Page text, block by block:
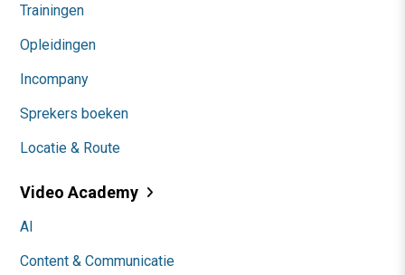
Trainingen
Opleidingen
Incompany
Sprekers boeken
Locatie & Route
Video Academy
AI
Content & Communicatie